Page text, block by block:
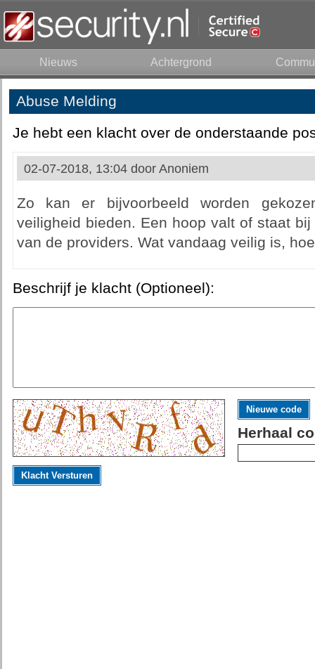
Nieuws Achtergrond
Abuse Melding
Je hebt een klacht over de onderstaande
02-07-2018, 13:04 door Anoniem
Zo kan er bijvoorbeeld worden
veiligheid bieden. Een hoop valt of staat
van de providers. Wat vandaag veilig is,
Beschrijf je klacht (Optioneel):
Nieuwe code
Herhaal
Klacht Versturen